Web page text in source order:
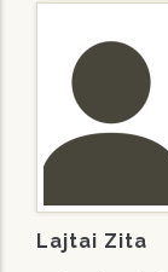
Lajtai Zita